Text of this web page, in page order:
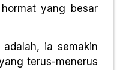
yang besar
ia semakin
terus-menerus